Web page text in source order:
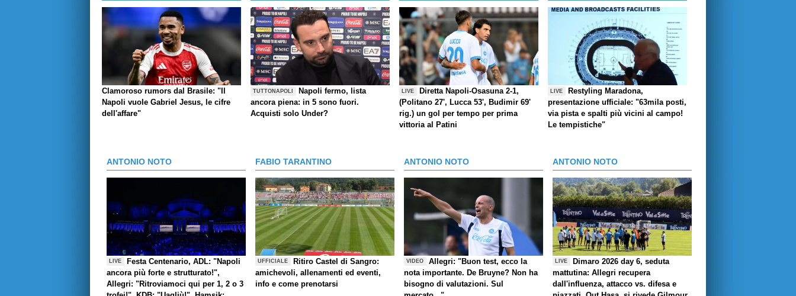
Clamoroso rumors dal Brasile: "Il
Napoli vuole Gabriel Jesus, le cifre
dell'affare"
TUTTONAPOLI
Napoli fermo, lista
ancora piena: in 5 sono fuori.
Acquisti solo Under?
LIVE
Diretta Napoli-Osasuna 2-1,
(Politano 27', Lucca 53', Budimir 69'
rig.) un gol per tempo per prima
vittoria al Patini
LIVE
Restyling Maradona,
presentazione ufficiale: "63mila posti,
via pista e spalti più vicini al campo!
Le tempistiche"
ANTONIO NOTO
LIVE
Festa Centenario, ADL: "Napoli
ancora più forte e strutturato!",
Allegri: "Ritroviamoci qui per 1, 2 o 3
FABIO TARANTINO
UFFICIALE
Ritiro Castel di Sangro:
amichevoli, allenamenti ed eventi,
info e come prenotarsi
ANTONIO NOTO
VIDEO
Allegri: "Buon test, ecco la
nota importante. De Bruyne? Non ha
bisogno di valutazioni. Sul
ANTONIO NOTO
LIVE
Dimaro 2026 day 6, seduta
mattutina: Allegri recupera
dall'influenza, attacco vs. difesa e